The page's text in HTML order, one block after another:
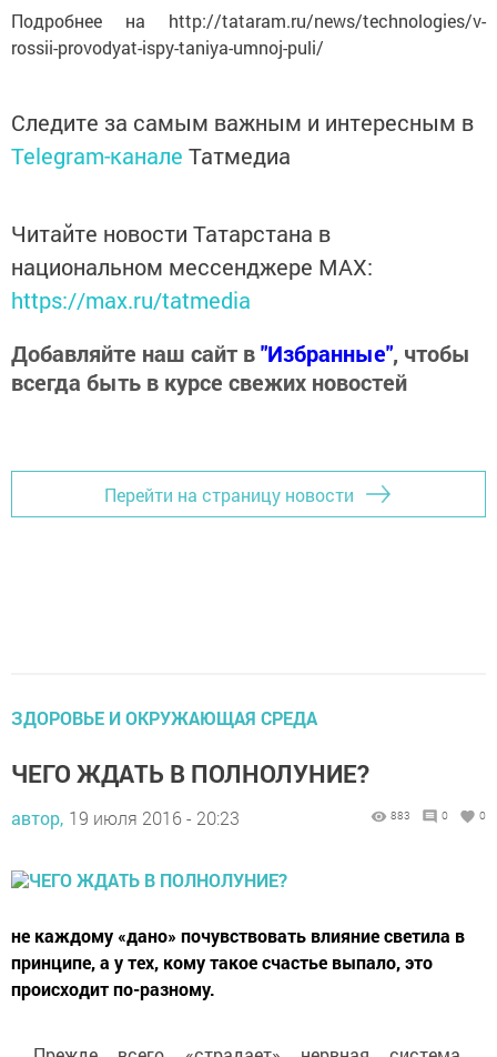
Подробнее на http://tataram.ru/news/technologies/v-
rossii-provodyat-ispy-taniya-umnoj-puli/
Следите за самым важным и интересным в
Telegram-канале Татмедиа
Читайте новости Татарстана в
национальном мессенджере MАХ:
https://max.ru/tatmedia
Добавляйте наш сайт в"Избранные", чтобы
всегда быть в курсе свежих новостей
Перейти на страницу новости
ЗДОРОВЬЕ И ОКРУЖАЮЩАЯ СРЕДА
ЧЕГО ЖДАТЬ В ПОЛНОЛУНИЕ?
автор, 19 июля 2016 - 20:23 883 0 0
не каждому «дано» почувствовать влияние светила в
принципе, а у тех, кому такое счастье выпало, это
происходит по-разному.